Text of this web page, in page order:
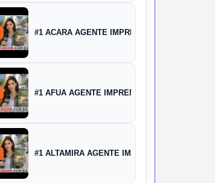
#1 ACARA AGENTE IMPRENSA
#1 AFUA AGENTE IMPRENSA
#1 ALTAMIRA AGENTE IMPRENSA